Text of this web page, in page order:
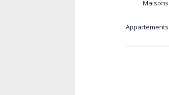
Maisons
Appartements